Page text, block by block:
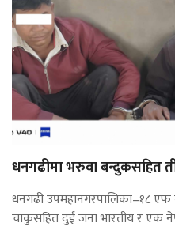
धनगढीमा भरुवा बन्दुकसहित
धनगढी उपमहानगरपालिका–१८
चाकुसहित दुई जना भारतीय र एक